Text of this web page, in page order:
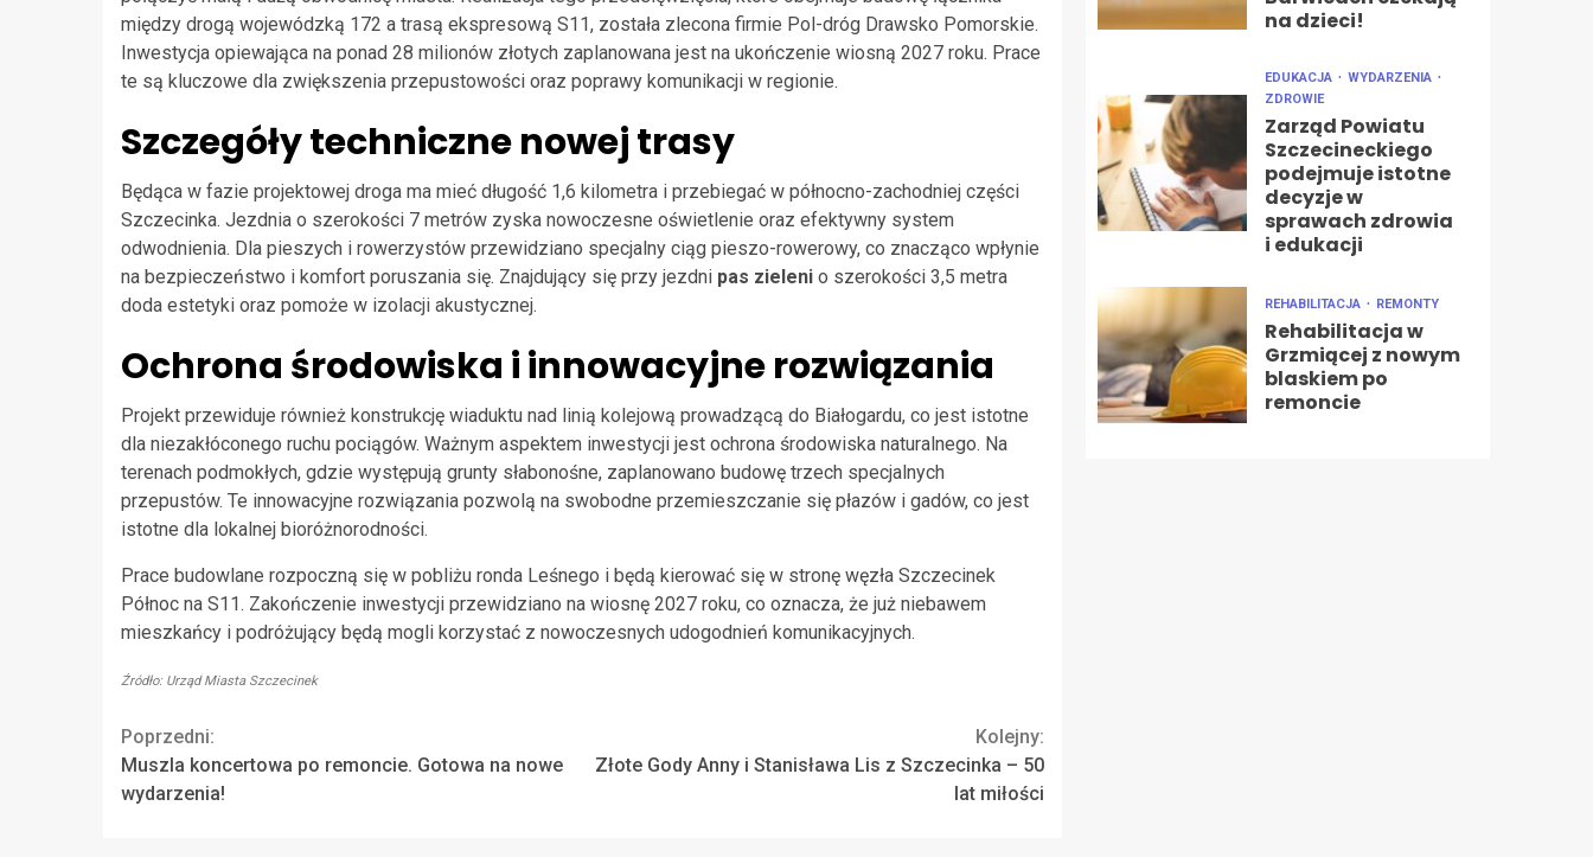
między drogą wojewódzką 172 a trasą ekspresową S11, została zlecona firmie Pol-dróg Drawsko Pomorskie.
Inwestycja opiewająca na ponad 28 milionów złotych zaplanowana jest na ukończenie wiosną 2027 roku. Prace
te są kluczowe dla zwiększenia przepustowości oraz poprawy komunikacji w regionie.
Szczegóły techniczne nowej trasy
Będąca w fazie projektowej droga ma mieć długość 1,6 kilometra i przebiegać w północno-zachodniej części
Szczecinka. Jezdnia o szerokości 7 metrów zyska nowoczesne oświetlenie oraz efektywny system
odwodnienia. Dla pieszych i rowerzystów przewidziano specjalny ciąg pieszo-rowerowy, co znacząco wpłynie
na bezpieczeństwo i komfort poruszania się. Znajdujący się przy jezdni pas zieleni o szerokości 3,5 metra
doda estetyki oraz pomoże w izolacji akustycznej.
Ochrona środowiska i innowacyjne rozwiązania
Projekt przewiduje również konstrukcję wiaduktu nad linią kolejową prowadzącą do Białogardu, co jest istotne
dla niezakłóconego ruchu pociągów. Ważnym aspektem inwestycji jest ochrona środowiska naturalnego. Na
terenach podmokłych, gdzie występują grunty słabonośne, zaplanowano budowę trzech specjalnych
przepustów. Te innowacyjne rozwiązania pozwolą na swobodne przemieszczanie się płazów i gadów, co jest
istotne dla lokalnej bioróżnorodności.
Prace budowlane rozpoczną się w pobliżu ronda Leśnego i będą kierować się w stronę węzła Szczecinek
Północ na S11. Zakończenie inwestycji przewidziano na wiosnę 2027 roku, co oznacza, że już niebawem
mieszkańcy i podróżujący będą mogli korzystać z nowoczesnych udogodnień komunikacyjnych.
Źródło: Urząd Miasta Szczecinek
Continue
Reading
Poprzedni:
Muszla koncertowa po remoncie. Gotowa na nowe
wydarzenia!
Kolejny:
Złote Gody Anny i Stanisława Lis z Szczecinka – 50
lat miłości
na dzieci!
EDUKACJA
WYDARZENIA
ZDROWIE
Zarząd Powiatu
Szczecineckiego
podejmuje istotne
decyzje w
sprawach zdrowia
i edukacji
REHABILITACJA REMONTY
Rehabilitacja w
Grzmiącej z nowym
blaskiem po
remoncie